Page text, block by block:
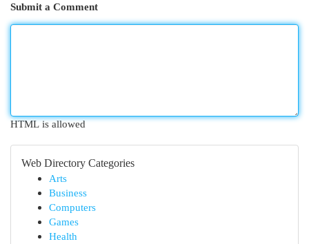
Submit a Comment
HTML is allowed
Web Directory Categories
Arts
Business
Computers
Games
Health